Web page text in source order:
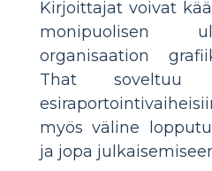
Kirjoittajat voivat
monipuolisen
organisaation
That soveltuu
myös väline
ja jopa